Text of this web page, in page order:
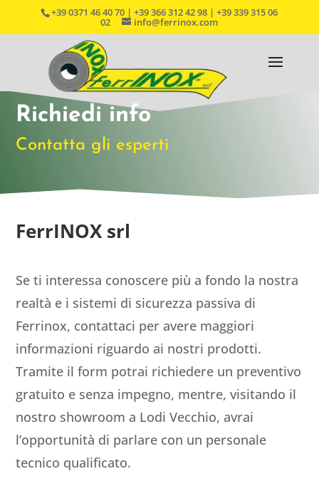
+39 0371 46 40 70 | +39 366 312 42 98 | +39 339 315 06
02 info@ferrinox.com
Richiedi info
Contatta gli esperti
FerrINOX srl
Se ti interessa conoscere più a fondo la nostra
realtà e i sistemi di sicurezza passiva di
Ferrinox, contattaci per avere maggiori
informazioni riguardo ai nostri prodotti.
Tramite il form potrai richiedere un preventivo
gratuito e senza impegno, mentre, visitando il
nostro showroom a Lodi Vecchio, avrai
l’opportunità di parlare con un personale
tecnico qualificato.